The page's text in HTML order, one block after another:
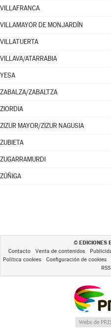
VILLAFRANCA
VILLAMAYOR DE MONJARDÍN
VILLATUERTA
VILLAVA/ATARRABIA
YESA
ZABALZA/ZABALTZA
ZIORDIA
ZIZUR MAYOR/ZIZUR NAGUSIA
ZUBIETA
ZUGARRAMURDI
ZÚÑIGA
© EDICIONES
Contacto Venta de contenidos
Política cookies
Configuración de cookies
RSS